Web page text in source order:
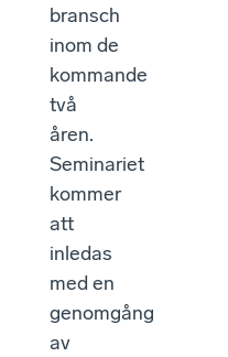
bransch
inom de
kommande
två
åren.
Seminariet
kommer
att
inledas
med en
genomgång
av